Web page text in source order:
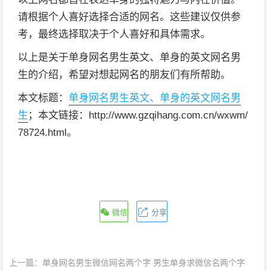
请根据个人喜好选择合适的网名。这些建议仅供参
考，最终选择取决于个人喜好和具体需求。
以上是关于单身网名男生英文、单身的英文网名男
生的介绍，希望对想起网名的朋友们有所帮助。
本文标题： 单身网名男生英文、单身的英文网名男
生 ；本文链接：http://www.gzqihang.com.cn/wxwm/
78724.html。
微信 分享
上一篇： 单身网名男生微信网名两个字 男生单身求微信名两个字